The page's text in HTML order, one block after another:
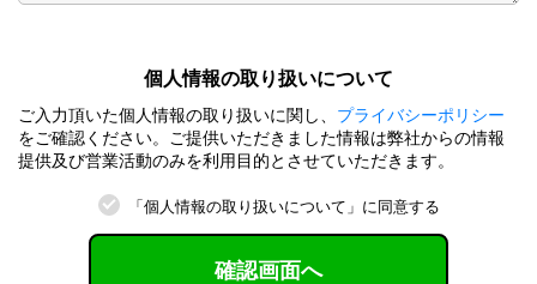
個⼈情報の取り扱いについて
ご⼊⼒頂いた個⼈情報の取り扱いに関し、 プライバシーポリシー
をご確認ください。ご提供いただきました情報は弊社からの情報
提供及び営業活動のみを利⽤⽬的とさせていただきます。
「個⼈情報の取り扱いについて」に同意する
確認画面へ